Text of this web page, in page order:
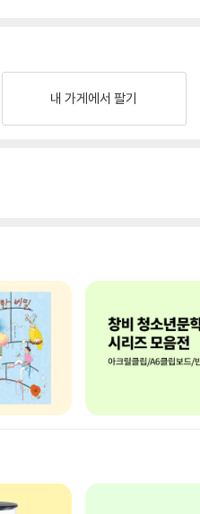
내 가게에서 팔기